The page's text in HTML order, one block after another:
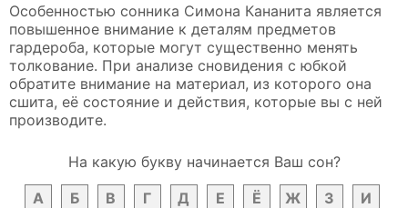
Особенностью сонника Симона Кананита является
повышенное внимание к деталям предметов
гардероба, которые могут существенно менять
толкование. При анализе сновидения с юбкой
обратите внимание на материал, из которого она
сшита, её состояние и действия, которые вы с ней
производите.
На какую букву начинается Ваш сон?
А
Б В Г Д Е Ё Ж З И